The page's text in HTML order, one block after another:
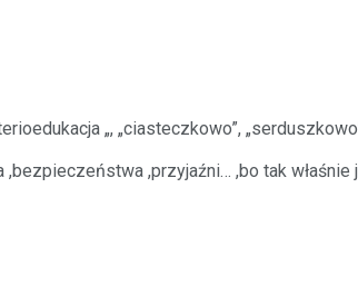
„, „ciasteczkowo”,
,bezpieczeństwa ,przyjaźni… ,bo tak